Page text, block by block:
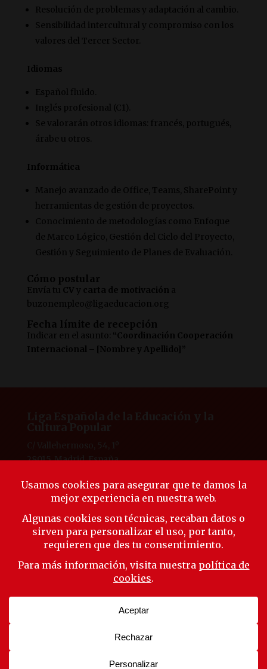
Resolución de problemas y adaptación al cambio.
Sensibilidad intercultural y compromiso con los
valores del Tercer Sector.
Idiomas
Español fluido.
Inglés profesional (C1).
Se valorarán otros idiomas: francés, portugués,
árabe u otros.
Informática
Manejo avanzado de Office, Teams, SharePoint y
herramientas de gestión de proyectos.
Conocimiento de metodologías como Enfoque
de Marco Lógico, Gestión del Ciclo del Proyecto,
Gestión y Seguimiento de Planes de Evaluación.
Cómo postular
Envía tu CV y carta de motivación a
buzonempleo@ligaeducacion.org
Fecha límite de recepción
Indicar en el asunto: “Coordinación Cooperación
Internacional – [Nombre y Apellido]”
28015, Madrid, España
laliga@ligaeducacion.org
© Liga Educación 2025 |Aviso Legal|Política de
Privacidad|Política de Cookies
Síguenos